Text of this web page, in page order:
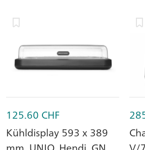
125.60 CHF
Kühldisplay 593 x 389